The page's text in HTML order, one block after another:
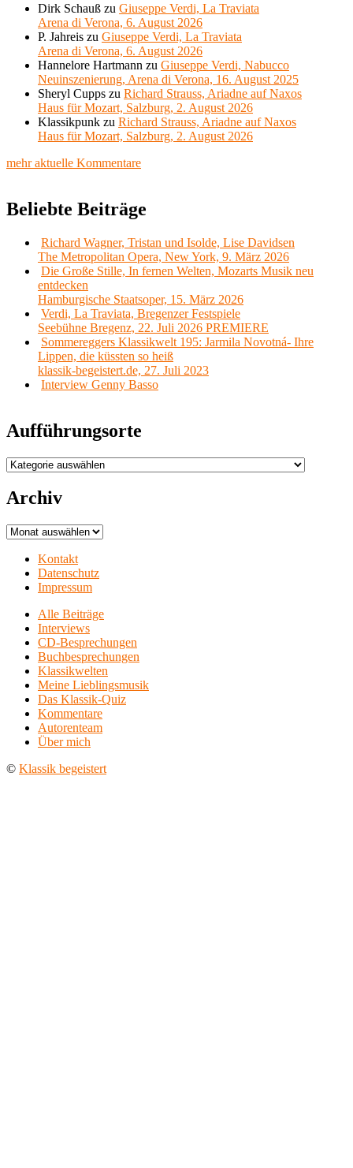
Dirk Schauß zu Giuseppe Verdi, La Traviata
Arena di Verona, 6. August 2026
P. Jahreis zu Giuseppe Verdi, La Traviata
Arena di Verona, 6. August 2026
Hannelore Hartmann zu Giuseppe Verdi, Nabucco
Neuinszenierung, Arena di Verona, 16. August 2025
Sheryl Cupps zu Richard Strauss, Ariadne auf Naxos
Haus für Mozart, Salzburg, 2. August 2026
Klassikpunk zu Richard Strauss, Ariadne auf Naxos
Haus für Mozart, Salzburg, 2. August 2026
mehr aktuelle Kommentare
Beliebte Beiträge
Richard Wagner, Tristan und Isolde, Lise Davidsen
The Metropolitan Opera, New York, 9. März 2026
Die Große Stille, In fernen Welten, Mozarts Musik neu
entdecken
Hamburgische Staatsoper, 15. März 2026
Verdi, La Traviata, Bregenzer Festspiele
Seebühne Bregenz, 22. Juli 2026 PREMIERE
Sommereggers Klassikwelt 195: Jarmila Novotná- Ihre
Lippen, die küssten so heiß
klassik-begeistert.de, 27. Juli 2023
Interview Genny Basso
Aufführungsorte
Aufführungsorte
Archiv
Archiv
Kontakt
Datenschutz
Impressum
Alle Beiträge
Interviews
CD-Besprechungen
Buchbesprechungen
Klassikwelten
Meine Lieblingsmusik
Das Klassik-Quiz
Kommentare
Autorenteam
Über mich
© Klassik begeistert